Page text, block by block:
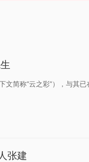
简称“云之彩”），与其
张建